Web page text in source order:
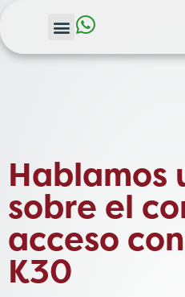
Hablamos
sobre el
acceso
K30